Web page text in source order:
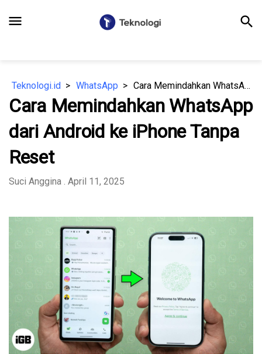
menu search
Teknologi.id WhatsApp Cara Memindahkan WhatsApp dari Android ke iPhone Tanpa Reset
Cara Memindahkan WhatsApp
dari Android ke iPhone Tanpa
Reset
Suci Anggina . April 11, 2025